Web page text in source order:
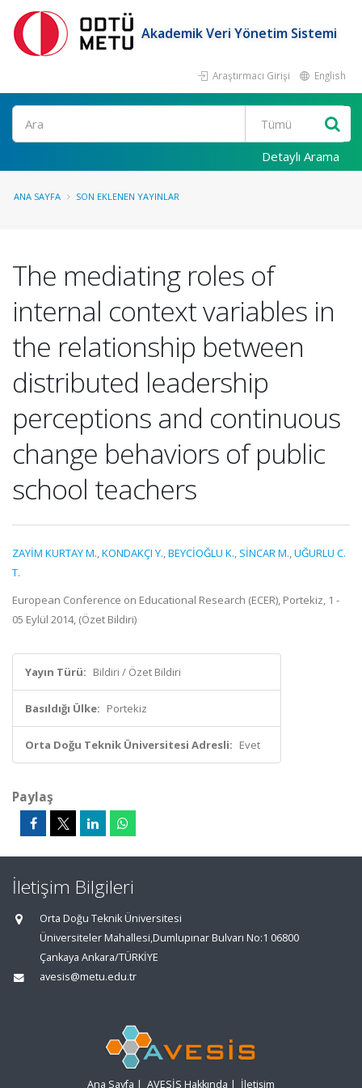
Akademik Veri Yönetim Sistemi
Araştırmacı Girişi English
Ara
Detaylı Arama
ANA SAYFA SON EKLENEN YAYINLAR
The mediating roles of
internal context variables in
the relationship between
distributed leadership
perceptions and continuous
change behaviors of public
school teachers
ZAYİM KURTAY M.,KONDAKÇI Y.,BEYCİOĞLU K., SİNCAR M.,UĞURLU C.
T.
European Conference on Educational Research (ECER), Portekiz, 1 -
05 Eylül 2014, (Özet Bildiri)
Yayın Türü: Bildiri / Özet Bildiri
Basıldığı Ülke: Portekiz
Orta Doğu Teknik Üniversitesi Adresli: Evet
Paylaş
İletişim Bilgileri
Orta Doğu Teknik Üniversitesi
Üniversiteler Mahallesi,Dumlupınar Bulvarı No:1 06800
Çankaya Ankara/TÜRKİYE
avesis@metu.edu.tr
Ana Sayfa | AVESİS Hakkında | İletişim